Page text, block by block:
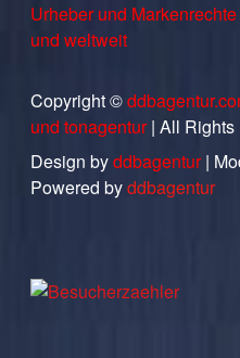
Urheber und
und weltweit
Copyright ©
und tonagentur| All Rights
Design byddbagentur|
Powered byddbagentur